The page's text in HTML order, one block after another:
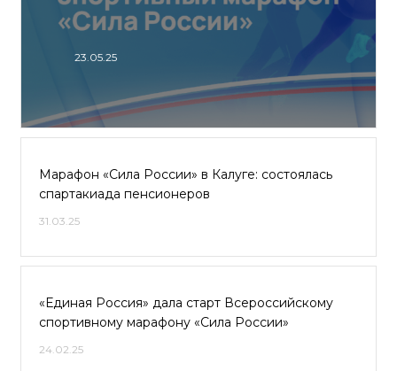
23.05.25
Марафон «Сила России» в Калуге: состоялась
спартакиада пенсионеров
31.03.25
«Единая Россия» дала старт Всероссийскому
спортивному марафону «Сила России»
24.02.25